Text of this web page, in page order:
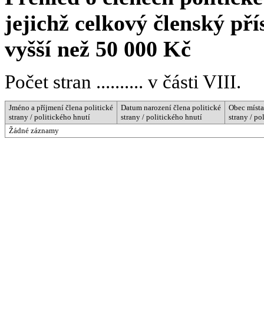
jejichž celkový členský
vyšší než 50 000 Kč
Počet stran .......... v části VIII.
Jméno a příjmení člena politické
strany / politického hnutí
Datum narození člena politické
strany / politického hnutí
Obec
strany /
Žádné záznamy